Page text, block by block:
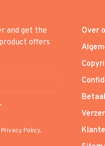
and get the
offers
Policy.
Over